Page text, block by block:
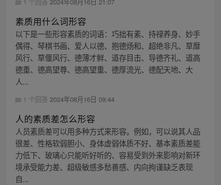
素质用什么词形容
以下是一些形容素质的词语：巧拙有素、持禄养身、妙手
偶得、琴棋书画、爱人以德、抱德炀和、超绝非凡、草靡
风行、草偃风行、德薄才鲜、道存目击、导德齐礼、道高
德重、德高望尊、德高望重、德厚流光、德配天地、大
人...
1 个回答 2024年08月16日 09:44
人的素质差怎么形容
人员素质差可以用多种方式来形容。例如，可以说其人品
很差、性格软弱胆小、身体虚弱体质不好、基本素质差能
力低下、玻璃心只能听好听的、容易受到外来影响对新环
境承受能力差、超级敏感多愁善感、内向拘谨缺乏表现
自...